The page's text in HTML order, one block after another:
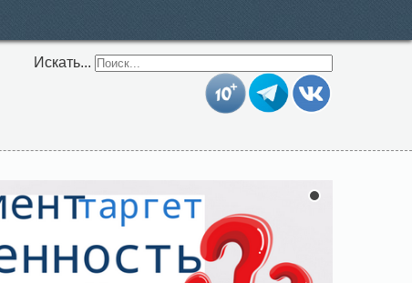
Искать...